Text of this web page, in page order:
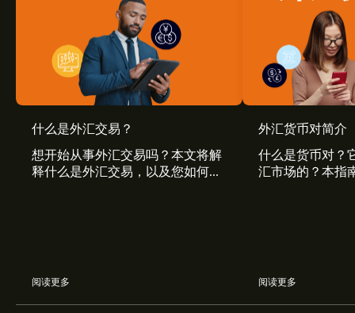
什么是外汇交易？
想开始从事外汇交易吗？本文将解
释什么是外汇交易，以及您如何在
阅读更多
外汇货币对简介
什么是货币对？
汇市场的？本指
阅读更多